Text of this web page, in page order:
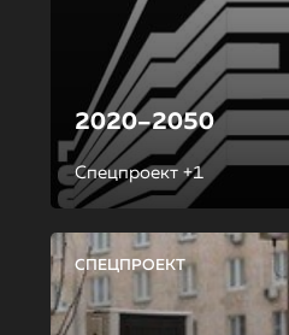
2020–2050
Спецпроект +1
СПЕЦПРОЕКТ